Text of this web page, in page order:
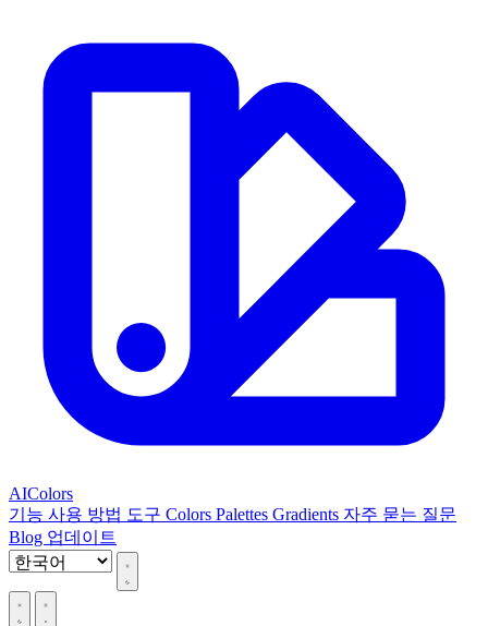
AIColors
기능 사용 방법 도구 Colors Palettes Gradients 자주 묻는 질문
Blog 업데이트